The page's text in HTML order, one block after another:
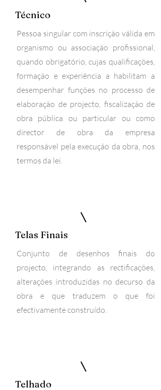
Técnico
Pessoa singular com inscrição válida em
organismo ou associação profissional,
quando obrigatório, cujas qualificações,
formação e experiência a habilitam a
desempenhar funções no processo de
elaboração de projecto, fiscalização de
obra pública ou particular ou como
director de obra da empresa
responsável pela execução da obra, nos
termos da lei.
Telas Finais
Conjunto de desenhos finais do
projecto, integrando as rectificações,
alterações introduzidas no decurso da
obra e que traduzem o que foi
efectivamente construído.
Telhado